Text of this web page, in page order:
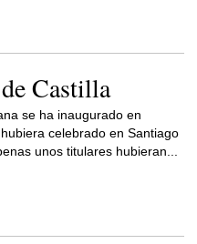
Castilla
se ha inaugurado en
celebrado en Santiago
unos titulares hubieran...